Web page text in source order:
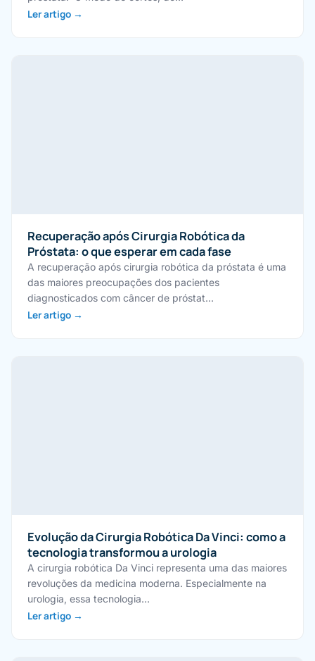
Ler artigo →
Recuperação após Cirurgia Robótica da
Próstata: o que esperar em cada fase
A recuperação após cirurgia robótica da próstata é uma
das maiores preocupações dos pacientes
diagnosticados com câncer de próstat…
Ler artigo →
Evolução da Cirurgia Robótica Da Vinci: como a
tecnologia transformou a urologia
A cirurgia robótica Da Vinci representa uma das maiores
revoluções da medicina moderna. Especialmente na
urologia, essa tecnologia…
Ler artigo →